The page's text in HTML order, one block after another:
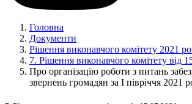
Головна
Документи
Рішення виконавчого комітету 2021
7. Рішення виконавчого комітету від
Про організацію роботи з питань
звернень громадян за І півріччя 2021